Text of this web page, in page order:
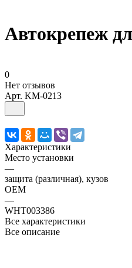
Автокрепеж
0
Нет отзывов
Арт. KM-0213
Характеристики
Место установки
—
защита (различная), кузов
OEM
—
WHT003386
Все характеристики
Все описание